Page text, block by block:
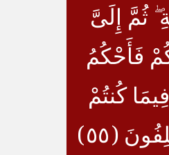
ثُمَّ إِلَىَّ
فَأَحْكُمُ
كُنتُمْ
(٥٥)